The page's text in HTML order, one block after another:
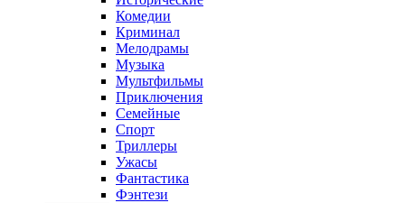
Комедии
Криминал
Мелодрамы
Музыка
Мультфильмы
Приключения
Семейные
Спорт
Триллеры
Ужасы
Фантастика
Фэнтези